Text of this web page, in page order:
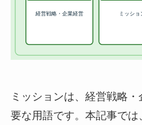
ミッションは、経営戦略
要な用語です。本記事では